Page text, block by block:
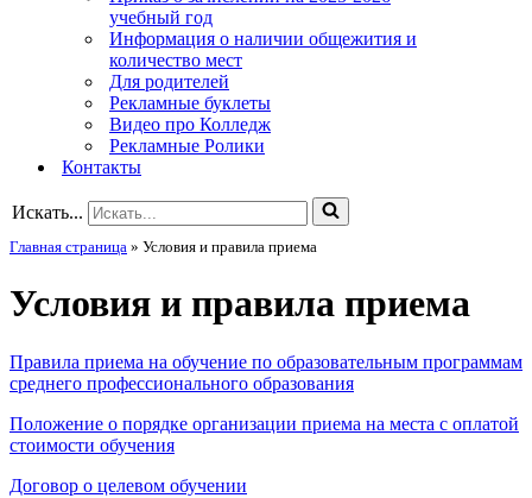
учебный год
Информация о наличии общежития и
количество мест
Для родителей
Рекламные буклеты
Видео про Колледж
Рекламные Ролики
Контакты
Искать...
Главная страница » Условия и правила приема
Условия и правила приема
Правила приема на обучение по образовательным программам
среднего профессионального образования
Положение о порядке организации приема на места с оплатой
стоимости обучения
Договор о целевом обучении